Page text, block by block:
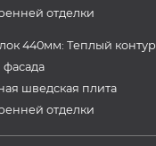
отделки
440мм: Теплый контур
фасада
шведская плита
отделки